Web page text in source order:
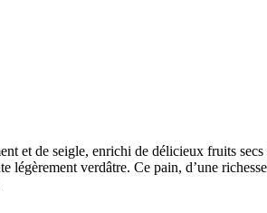
et de seigle, enrichi de délicieux fruits
verdâtre. Ce pain, d’une